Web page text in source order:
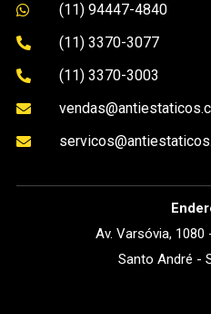
 (11) 94447-4840
 (11) 3370-3077
 (11) 3370-3003


Av. Varsóvia,
Santo André -